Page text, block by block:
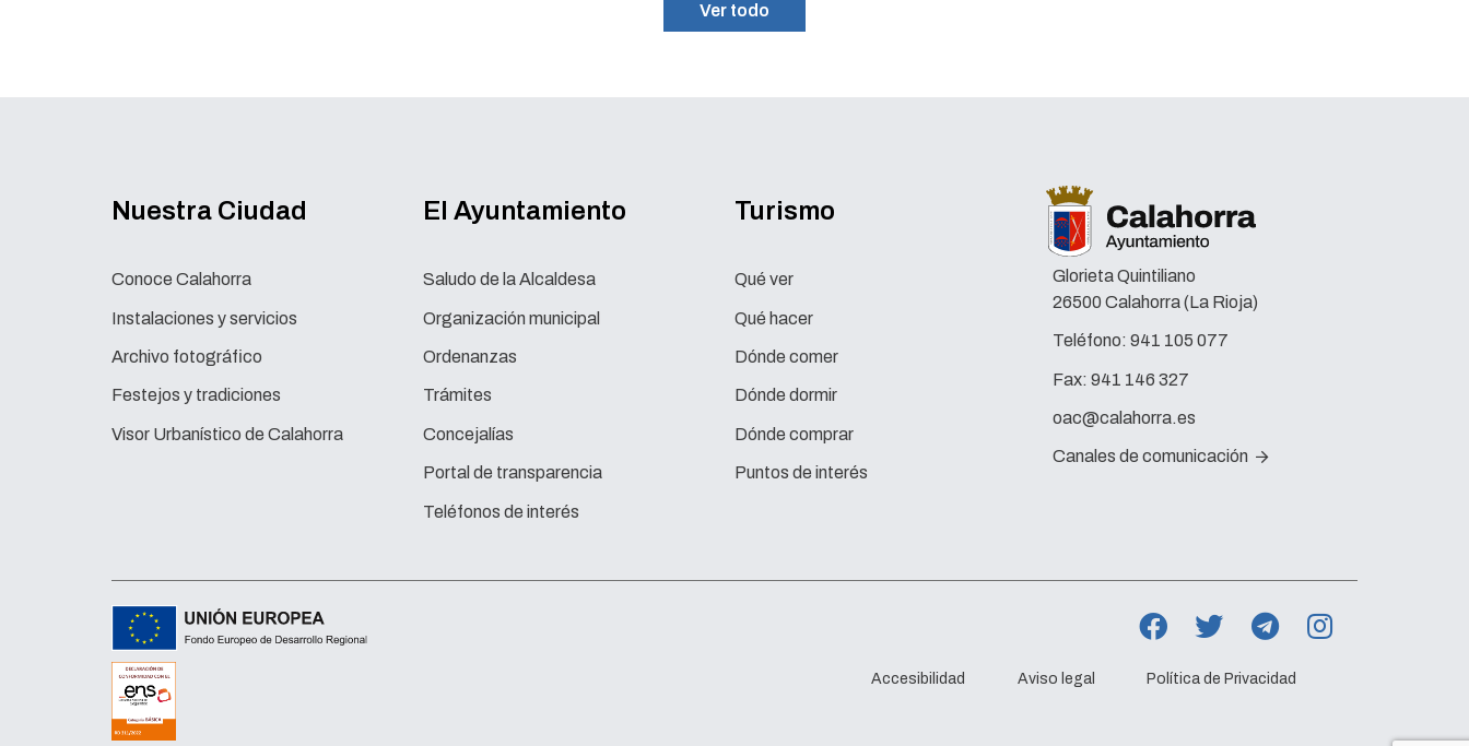
Ver todo
Nuestra Ciudad
Conoce Calahorra
Instalaciones y servicios
Archivo fotográfico
Festejos y tradiciones
Visor Urbanístico de Calahorra
El Ayuntamiento
Saludo de la Alcaldesa
Organización municipal
Ordenanzas
Trámites
Concejalías
Portal de transparencia
Teléfonos de interés
Turismo
Qué ver
Qué hacer
Dónde comer
Dónde dormir
Dónde comprar
Puntos de interés
Glorieta Quintiliano
26500 Calahorra (La Rioja)
Teléfono: 941 105 077
Fax: 941 146 327
oac@calahorra.es
Canales de comunicación
Accesibilidad Aviso legal Política de Privacidad